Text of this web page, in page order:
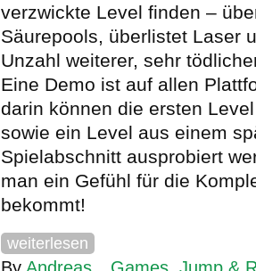
verzwickte Level finden –
Säurepools, überlistet Laser
Unzahl weiterer, sehr
Eine Demo ist auf allen
darin können die ersten
sowie ein Level aus einem
Spielabschnitt ausprobiert
man ein Gefühl für die
bekommt!
weiterlesen